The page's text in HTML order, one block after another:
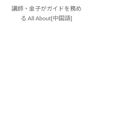
講師・金子がガイドを務め
る All About[中国語]